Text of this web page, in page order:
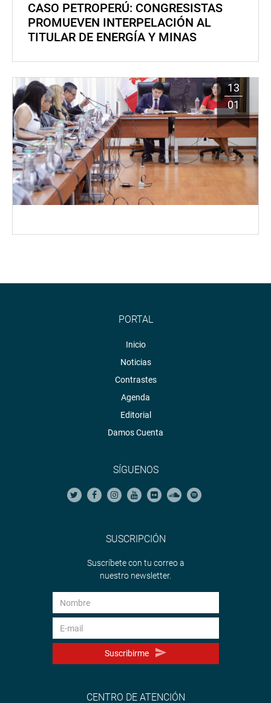
CASO PETROPERÚ: CONGRESISTAS
PROMUEVEN INTERPELACIÓN AL
TITULAR DE ENERGÍA Y MINAS
13
01
PORTAL
Inicio
Noticias
Contrastes
Agenda
Editorial
Damos Cuenta
SÍGUENOS
SUSCRIPCIÓN
Suscríbete con tu correo a
nuestro newsletter.
Suscribirme
CENTRO DE ATENCIÓN